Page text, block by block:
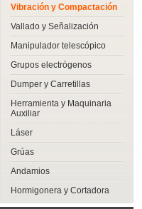
Vibración y Compactación
Vallado y Señalización
Manipulador telescópico
Grupos electrógenos
Dumper y Carretillas
Herramienta y Maquinaria
Auxiliar
Láser
Grúas
Andamios
Hormigonera y Cortadora